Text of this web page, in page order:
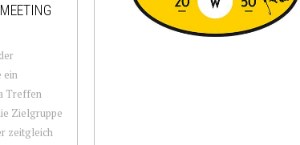
ein
Treffen
Zielgruppe
zeitgleich